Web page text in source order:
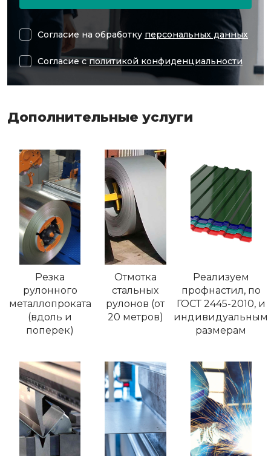
Согласие на обработку персональных данных
Согласие сполитикой конфиденциальности
Дополнительные услуги
Резка
рулонного
металлопроката
(вдоль и
поперек)
Отмотка
стальных
рулонов (от
20 метров)
Реализуем
профнастил, по
ГОСТ 2445-2010, и
индивидуальным
размерам